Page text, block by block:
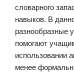
словарного
навыков. В
разнообразные
помогают
использовании
менее